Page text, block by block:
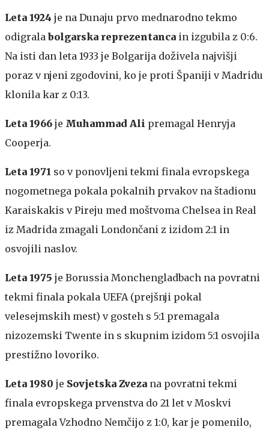
Leta 1924 je na Dunaju prvo mednarodno tekmo
odigrala bolgarska reprezentanca in izgubila z 0:6.
Na isti dan leta 1933 je Bolgarija doživela najvišji
poraz v njeni zgodovini, ko je proti Španiji v Madridu
klonila kar z 0:13.
Leta 1966 je Muhammad Ali premagal Henryja
Cooperja.
Leta 1971 so v ponovljeni tekmi finala evropskega
nogometnega pokala pokalnih prvakov na štadionu
Karaiskakis v Pireju med moštvoma Chelsea in Real
iz Madrida zmagali Londončani z izidom 2:1 in
osvojili naslov.
Leta 1975 je Borussia Monchengladbach na povratni
tekmi finala pokala UEFA (prejšnji pokal
velesejmskih mest) v gosteh s 5:1 premagala
nizozemski Twente in s skupnim izidom 5:1 osvojila
prestižno lovoriko.
Leta 1980 je Sovjetska Zveza na povratni tekmi
finala evropskega prvenstva do 21 let v Moskvi
premagala Vzhodno Nemčijo z 1:0, kar je pomenilo,